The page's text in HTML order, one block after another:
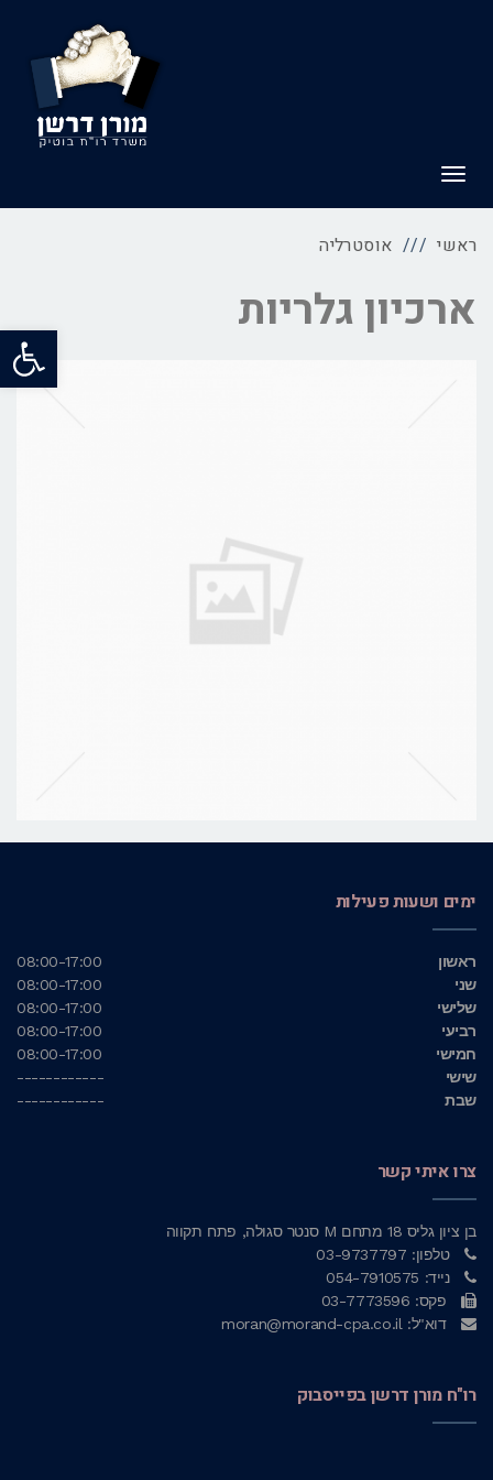
פתח
תפריט
ראשי אוסטרליה
ארכיון גלריות
ימים ושעות פעילות
ראשון
08:00-17:00
שני
08:00-17:00
שלישי
08:00-17:00
רביעי
08:00-17:00
חמישי
08:00-17:00
שישי
------------
שבת
------------
צרו איתי קשר
בן ציון גליס 18 מתחם M סנטר סגולה, פתח תקווה
טלפון: 03-9737797
נייד: 054-7910575
פקס: 03-7773596
דוא"ל: moran@morand-cpa.co.il
רו"ח מורן דרשן בפייסבוק